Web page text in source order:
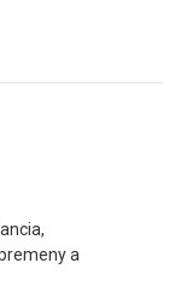
a